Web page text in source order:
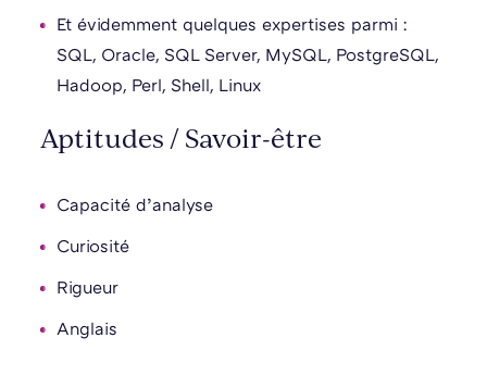
Et évidemment quelques expertises parmi :
SQL, Oracle, SQL Server, MySQL, PostgreSQL,
Hadoop, Perl, Shell, Linux
Aptitudes / Savoir-être
Capacité d’analyse
Curiosité
Rigueur
Anglais